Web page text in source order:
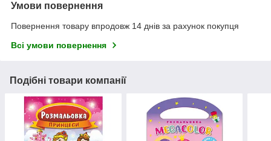
Умови повернення
Повернення товару впродовж 14 днів за рахунок покупця
Всі умови повернення
Подібні товари компанії